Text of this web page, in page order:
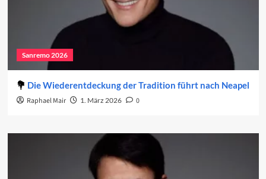
Sanremo 2026
Die Wiederentdeckung der Tradition führt nach Neapel
Raphael Mair 1. März 2026 0